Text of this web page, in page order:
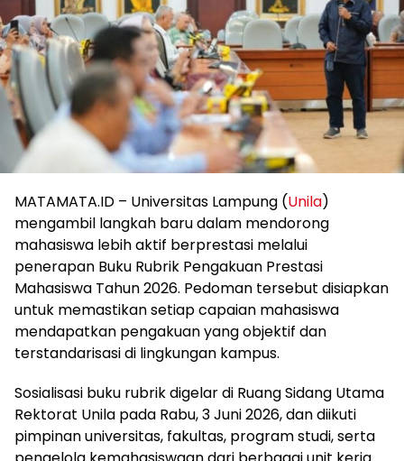
MATAMATA.ID – Universitas Lampung (Unila)
mengambil langkah baru dalam mendorong
mahasiswa lebih aktif berprestasi melalui
penerapan Buku Rubrik Pengakuan Prestasi
Mahasiswa Tahun 2026. Pedoman tersebut disiapkan
untuk memastikan setiap capaian mahasiswa
mendapatkan pengakuan yang objektif dan
terstandarisasi di lingkungan kampus.
Sosialisasi buku rubrik digelar di Ruang Sidang Utama
Rektorat Unila pada Rabu, 3 Juni 2026, dan diikuti
pimpinan universitas, fakultas, program studi, serta